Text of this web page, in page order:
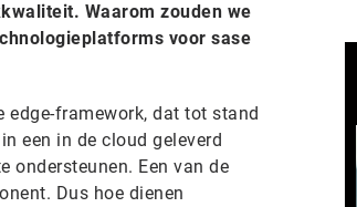
Waarom zouden we
voor sase
edge-framework, dat tot stand
een in de cloud geleverd
ondersteunen. Een van de
Dus hoe dienen